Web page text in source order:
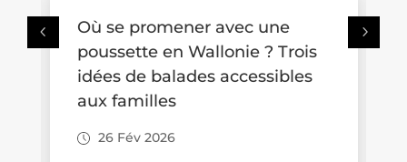
Où se promener avec une
poussette en Wallonie ? Trois
idées de balades accessibles
aux familles
26 Fév 2026